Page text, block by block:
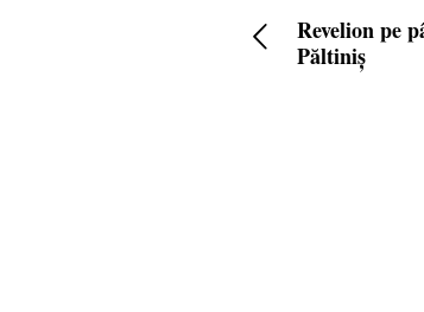
Revelion pe
Păltiniș